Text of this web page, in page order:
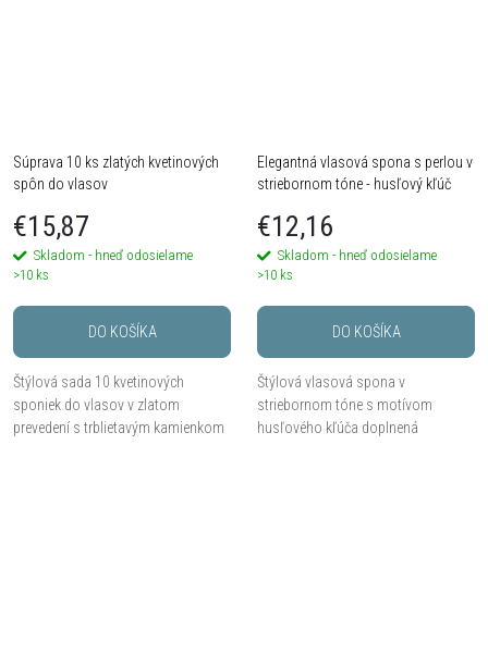
Súprava 10 ks zlatých kvetinových
spôn do vlasov
€15,87
Skladom - hneď odosielame
>10 ks
DO KOŠÍKA
Štýlová sada 10 kvetinových
sponiek do vlasov v zlatom
prevedení s trblietavým kamienkom
Elegantná vlasová spona s perlou v
striebornom tóne - husľový kľúč
€12,16
Skladom - hneď odosielame
>10 ks
DO KOŠÍKA
Štýlová vlasová spona v
striebornom tóne s motívom
husľového kľúča doplnená